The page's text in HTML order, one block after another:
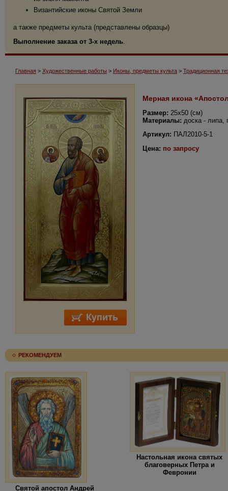
Византийские иконы Святой Земли
а также предметы культа (представлены образцы)
Выполнение заказа от 3-х недель.
Главная > Художественные работы > Иконы, предметы культа > Традиционная
Мерная икона
Размер: 25х50 (см)
Материалы: доска - липа,
Артикул: ПАЛ2010-5-1
Цена: по запросу
РЕКОМЕНДУЕМ
Святой апостол Андрей
Настольная икона святых
благоверных Петра и
Февронии